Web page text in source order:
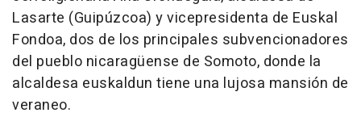
Lasarte (Guipúzcoa) y vicepresidenta de Euskal
Fondoa, dos de los principales subvencionadores
del pueblo nicaragüense de Somoto, donde la
alcaldesa euskaldun tiene una lujosa mansión de
veraneo.